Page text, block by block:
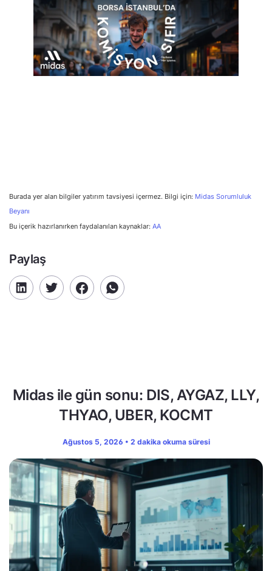
Burada yer alan bilgiler yatırım tavsiyesi içermez. Bilgi için: Midas Sorumluluk
Beyanı
Bu içerik hazırlanırken faydalanılan kaynaklar: AA
Paylaş
Midas ile gün sonu: DIS, AYGAZ, LLY,
THYAO, UBER, KOCMT
Ağustos 5, 2026 • 2 dakika okuma süresi